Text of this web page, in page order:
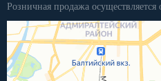
Розничная продажа осуществляется